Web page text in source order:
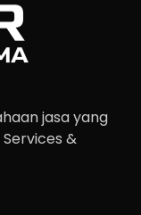
jasa yang
&